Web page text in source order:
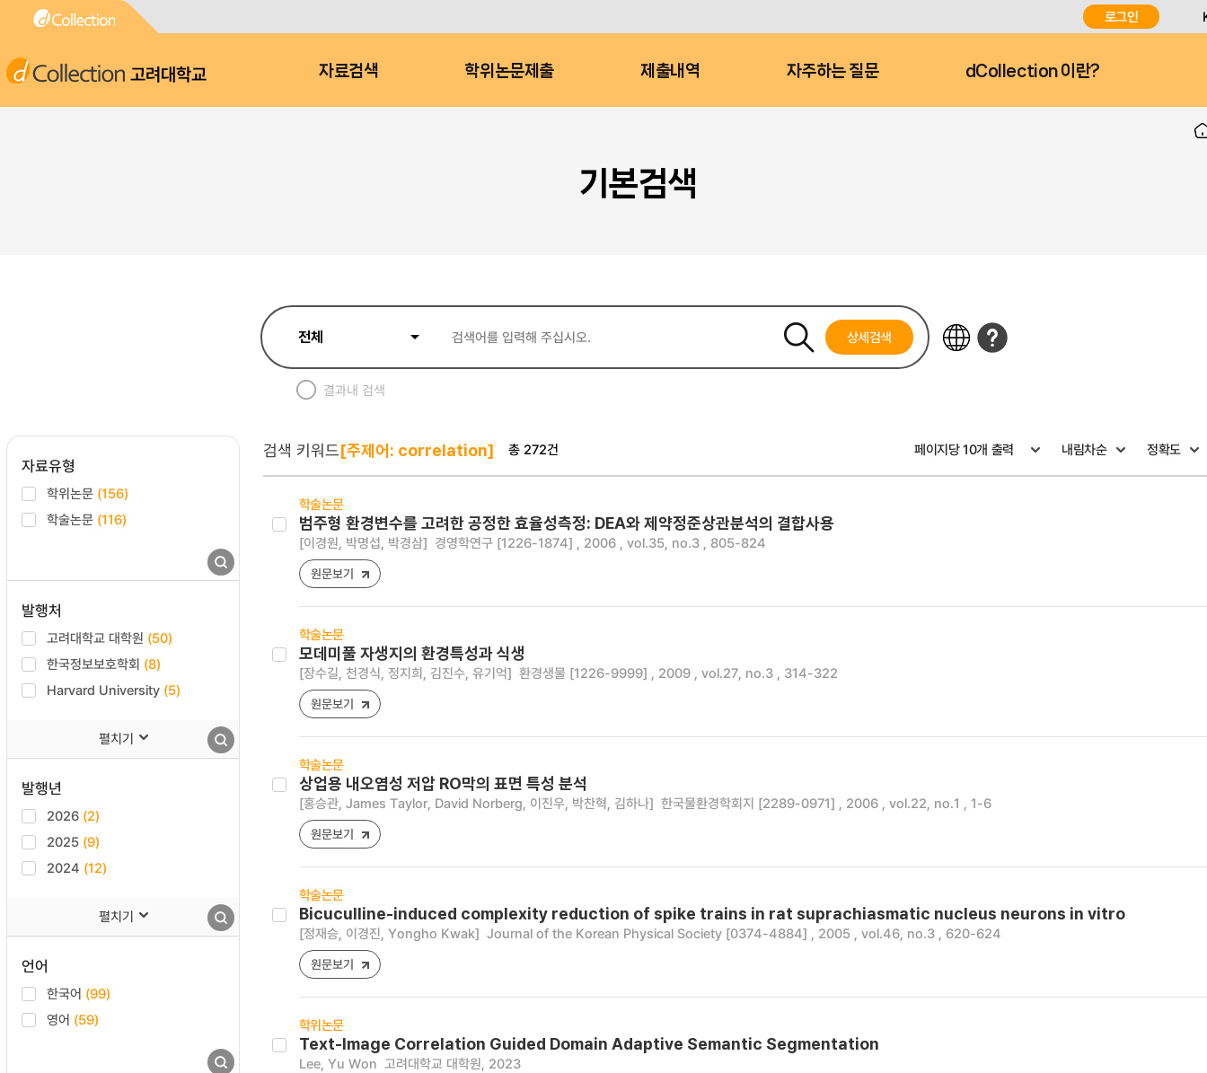
로그인
고려대학교 자료검색 학위논문제출 제출내역 자주하는 질문 dCollection 이란?
기본검색
상세검색
결과내 검색
자료유형
학위논문 (156)
학술논문 (116)
발행처
고려대학교 대학원 (50)
한국정보보호학회 (8)
Harvard University (5)
펼치기
발행년
2026 (2)
2025 (9)
2024 (12)
펼치기
언어
한국어 (99)
영어 (59)
검색 키워드[주제어: correlation] 총 272건
학술논문
범주형 환경변수를 고려한 공정한 효율성측정: DEA와 제약정준상관분석의 결합사용
[이경원, 박명섭, 박경삼] 경영학연구 [1226-1874] , 2006 , vol.35, no.3 , 805-824
원문보기
학술논문
모데미풀 자생지의 환경특성과 식생
[장수길, 천경식, 정지희, 김진수, 유기억] 환경생물 [1226-9999] , 2009 , vol.27, no.3 , 314-322
원문보기
학술논문
상업용 내오염성 저압 RO막의 표면 특성 분석
[홍승관, James Taylor, David Norberg, 이진우, 박찬혁, 김하나] 한국물환경학회지 [2289-0971] , 2006 , vol.22, no.1 , 1-6
원문보기
학술논문
Bicuculline-induced complexity reduction of spike trains in rat suprachiasmatic nucleus neurons in vitro
[정재승, 이경진, Yongho Kwak] Journal of the Korean Physical Society [0374-4884] , 2005 , vol.46, no.3 , 620-624
원문보기
학위논문
Text-Image Correlation Guided Domain Adaptive Semantic Segmentation
Lee, Yu Won 고려대학교 대학원, 2023